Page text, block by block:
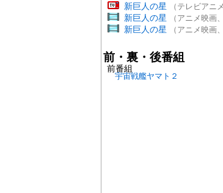
新巨人の星 （テレビアニ
新巨人の星 （アニメ映画
新巨人の星 （アニメ映画
前・裏・後番組
前番組
宇宙戦艦ヤマト２